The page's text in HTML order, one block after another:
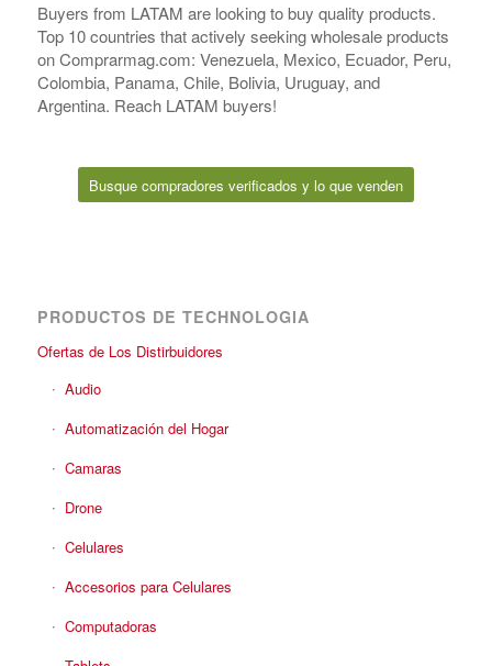
Buyers from LATAM are looking to buy quality products.
Top 10 countries that actively seeking wholesale products
on Comprarmag.com: Venezuela, Mexico, Ecuador, Peru,
Colombia, Panama, Chile, Bolivia, Uruguay, and
Argentina. Reach LATAM buyers!
Busque compradores verificados y lo que venden
PRODUCTOS DE TECHNOLOGIA
Ofertas de Los Distirbuidores
Audio
Automatización del Hogar
Camaras
Drone
Celulares
Accesorios para Celulares
Computadoras